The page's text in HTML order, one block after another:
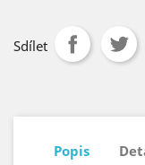
Sdílet
Popis